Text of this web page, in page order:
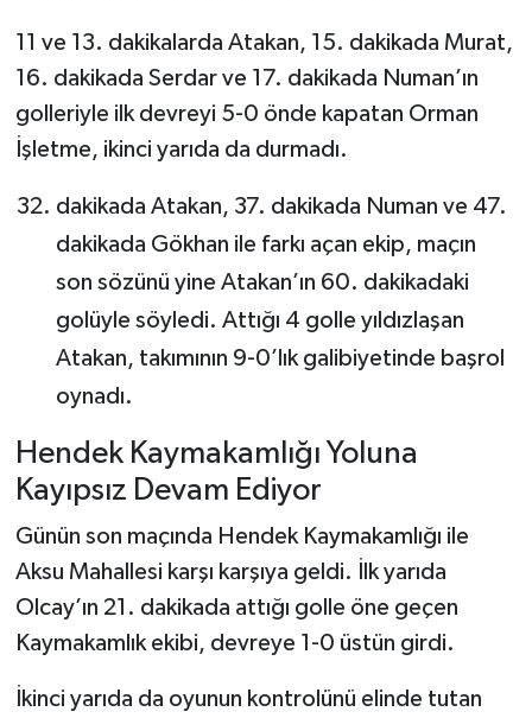
11 ve 13. dakikalarda Atakan, 15. dakikada Murat,
16. dakikada Serdar ve 17. dakikada Numan’ın
golleriyle ilk devreyi 5-0 önde kapatan Orman
İşletme, ikinci yarıda da durmadı.
dakikada Atakan, 37. dakikada Numan ve 47.
dakikada Gökhan ile farkı açan ekip, maçın
son sözünü yine Atakan’ın 60. dakikadaki
golüyle söyledi. Attığı 4 golle yıldızlaşan
Atakan, takımının 9-0’lık galibiyetinde başrol
oynadı.
Hendek Kaymakamlığı Yoluna
Kayıpsız Devam Ediyor
Günün son maçında Hendek Kaymakamlığı ile
Aksu Mahallesi karşı karşıya geldi. İlk yarıda
Olcay’ın 21. dakikada attığı golle öne geçen
Kaymakamlık ekibi, devreye 1-0 üstün girdi.
İkinci yarıda da oyunun kontrolünü elinde tutan